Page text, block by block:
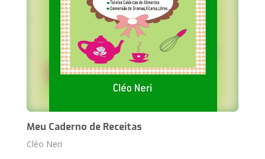
Meu Caderno de Receitas
Cléo Neri